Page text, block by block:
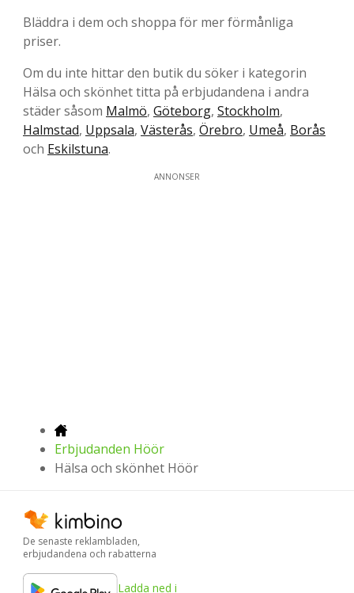
Bläddra i dem och shoppa för mer förmånliga
priser.
Om du inte hittar den butik du söker i kategorin
Hälsa och skönhet titta på erbjudandena i andra
städer såsom Malmö, Göteborg, Stockholm,
Halmstad, Uppsala, Västerås, Örebro, Umeå, Borås
och Eskilstuna.
ANNONSER
Erbjudanden Höör
Hälsa och skönhet Höör
De senaste reklambladen,
erbjudandena och rabatterna
Ladda ned i